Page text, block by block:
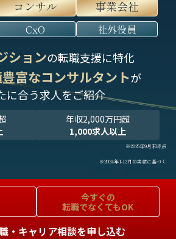
コンサル 事業会社
CxO 社外役員
ションの転職支援に特化
富なコンサルタントが
に合う求人をご紹介
年収2,000万円超
1,000求人以上
※2025年9月末時点
※2024年1-12月の実績に基づく
今すぐの
転職でなくてもOK
・キャリア相談を申し込む